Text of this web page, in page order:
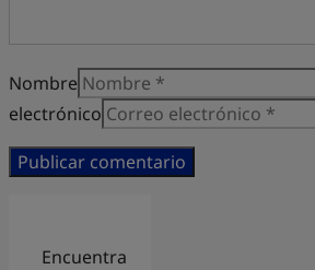
Nombre
electrónico
Encuentra